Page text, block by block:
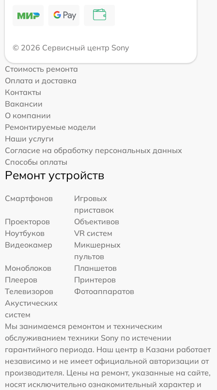
© 2026 Сервисный центр Sony
Стоимость ремонта
Оплата и доставка
Контакты
Вакансии
О компании
Ремонтируемые модели
Наши услуги
Согласие на обработку персональных данных
Способы оплаты
Ремонт устройств
Смартфонов
Игровых
приставок
Проекторов
Объективов
Ноутбуков
VR систем
Видеокамер
Микшерных
пультов
Моноблоков
Планшетов
Плееров
Принтеров
Телевизоров
Фотоаппаратов
Акустических
систем
Мы занимаемся ремонтом и техническим
обслуживанием техники Sony по истечении
гарантийного периода. Наш центр в Казани работает
независимо и не имеет официальной авторизации от
производителя. Цены на ремонт, указанные на сайте,
носят исключительно ознакомительный характер и